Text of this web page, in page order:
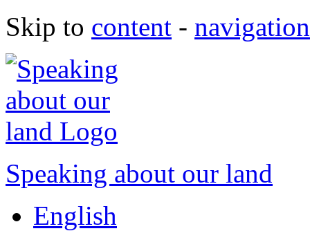
Skip to content - navigation
Speaking about our land
English